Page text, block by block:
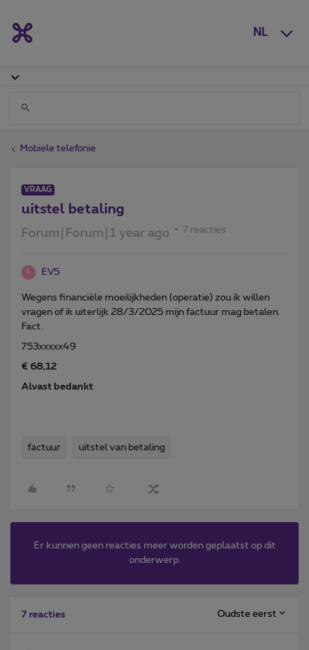
NL
Mobiele telefonie
VRAAG
uitstel betaling
Forum|Forum|1 year ago 7 reacties
E EV5
Wegens financiële moeilijkheden (operatie) zou ik willen
vragen of ik uiterlijk 28/3/2025 mijn factuur mag betalen.
Fact.
753xxxxx49
€ 68,12
Alvast bedankt
factuur uitstel van betaling
Er kunnen geen reacties meer worden geplaatst op dit
onderwerp.
7 reacties Oudste eerst